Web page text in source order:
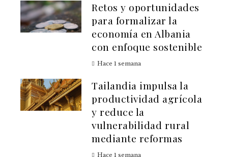
Retos y oportunidades
para formalizar la
economía en Albania
con enfoque sostenible
Hace 1 semana
Tailandia impulsa la
productividad agrícola
y reduce la
vulnerabilidad rural
mediante reformas
Hace 1 semana